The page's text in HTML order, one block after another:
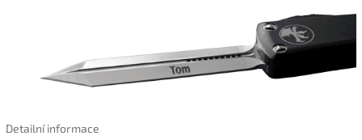
Detailní informace